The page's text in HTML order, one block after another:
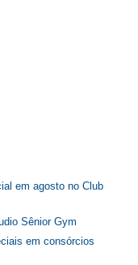
em agosto no Club
Sênior Gym
em consórcios